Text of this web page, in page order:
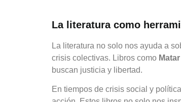
La literatura como
La literatura no solo nos ayuda a
crisis colectivas. Libros como
buscan justicia y libertad.
En tiempos de crisis social y